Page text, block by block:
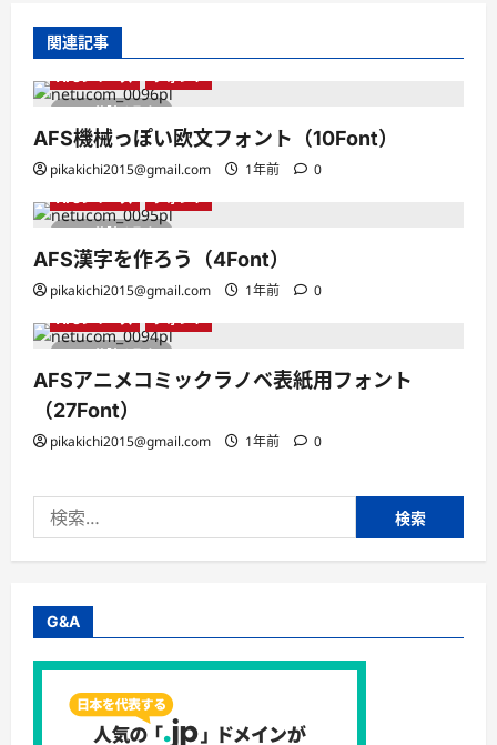
関連記事
1 分読み取り
AFSシリーズ フォント
AFS機械っぽい欧文フォント（10Font）
pikakichi2015@gmail.com 1年前 0
1 分読み取り
AFSシリーズ フォント
AFS漢字を作ろう（4Font）
pikakichi2015@gmail.com 1年前 0
1 分読み取り
AFSシリーズ フォント
AFSアニメコミックラノベ表紙用フォント
（27Font）
pikakichi2015@gmail.com 1年前 0
索:
G&A